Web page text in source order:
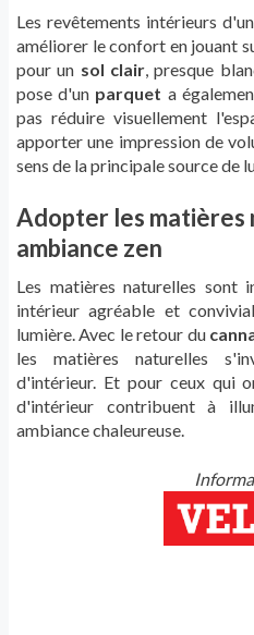
Les revêtements intérieurs
améliorer le confort en jouant
pour un sol clair, presque
pose d'un parquet a
pas réduire visuellement
apporter une impression de
sens de la principale source de
Adopter les matières
ambiance zen
Les matières naturelles sont
intérieur agréable et
lumière. Avec le retour du
les matières naturelles
d'intérieur. Et pour ceux qui
d'intérieur contribuent à
ambiance chaleureuse.